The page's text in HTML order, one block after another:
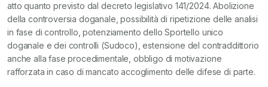
atto quanto previsto dal decreto legislativo 141/2024. Abolizione
della controversia doganale, possibilità di ripetizione delle analisi
in fase di controllo, potenziamento dello Sportello unico
doganale e dei controlli (Sudoco), estensione del contraddittorio
anche alla fase procedimentale, obbligo di motivazione
rafforzata in caso di mancato accoglimento delle difese di parte.